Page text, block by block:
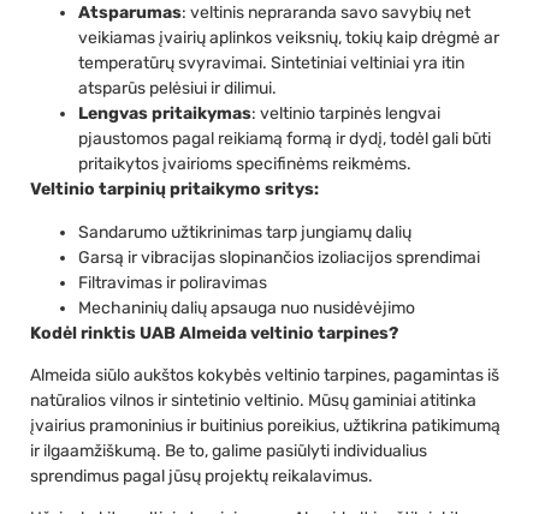
Atsparumas: veltinis nepraranda savo savybių net
veikiamas įvairių aplinkos veiksnių, tokių kaip drėgmė ar
temperatūrų svyravimai. Sintetiniai veltiniai yra itin
atsparūs pelėsiui ir dilimui.
Lengvas pritaikymas: veltinio tarpinės lengvai
pjaustomos pagal reikiamą formą ir dydį, todėl gali būti
pritaikytos įvairioms specifinėms reikmėms.
Veltinio tarpinių pritaikymo sritys:
Sandarumo užtikrinimas tarp jungiamų dalių
Garsą ir vibracijas slopinančios izoliacijos sprendimai
Filtravimas ir poliravimas
Mechaninių dalių apsauga nuo nusidėvėjimo
Kodėl rinktis UAB Almeida veltinio tarpines?
Almeida siūlo aukštos kokybės veltinio tarpines, pagamintas iš
natūralios vilnos ir sintetinio veltinio. Mūsų gaminiai atitinka
įvairius pramoninius ir buitinius poreikius, užtikrina patikimumą
ir ilgaamžiškumą. Be to, galime pasiūlyti individualius
sprendimus pagal jūsų projektų reikalavimus.